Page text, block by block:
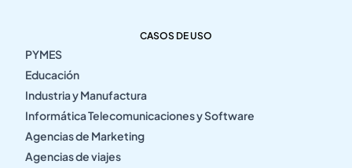
CASOS DE USO
PYMES
Educación
Industria y Manufactura
Informática Telecomunicaciones y Software
Agencias de Marketing
Agencias de viajes